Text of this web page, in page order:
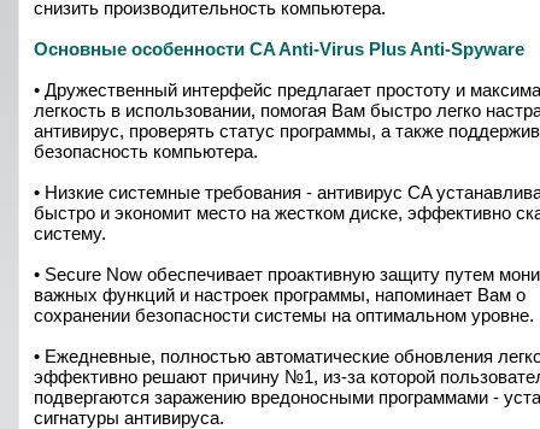
снизить производительность компьютера.
Основные особенности CA Anti-Virus Plus Anti-Spyware
• Дружественный интерфейс предлагает простоту и
легкость в использовании, помогая Вам быстро легко
антивирус, проверять статус программы, а также
безопасность компьютера.
• Низкие системные требования - антивирус CA
быстро и экономит место на жестком диске, эффективно
систему.
• Secure Now обеспечивает проактивную защиту путем
важных функций и настроек программы, напоминает Вам о
сохранении безопасности системы на оптимальном уровне.
• Ежедневные, полностью автоматические обновления
эффективно решают причину №1, из-за которой
подвергаются заражению вредоносными программами -
сигнатуры антивируса.